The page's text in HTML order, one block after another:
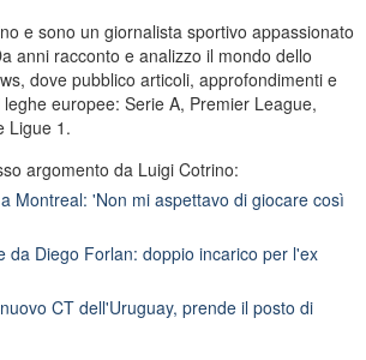
e sono un giornalista sportivo appassionato
anni racconto e analizzo il mondo dello
dove pubblico articoli, approfondimenti e
europee: Serie A, Premier League,
Ligue 1.
argomento da Luigi Cotrino:
Montreal: 'Non mi aspettavo di giocare così
da Diego Forlan: doppio incarico per l'ex
CT dell'Uruguay, prende il posto di